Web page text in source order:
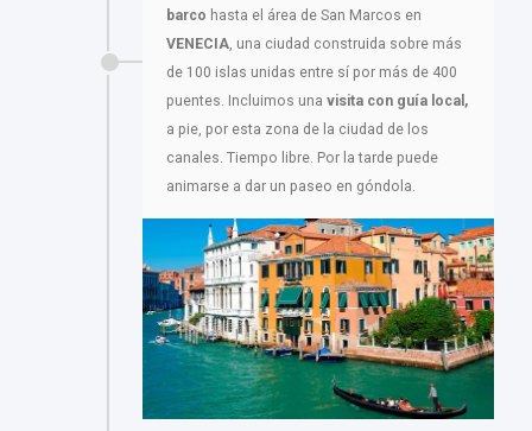
barco hasta el área de San Marcos en
VENECIA, una ciudad construida sobre más
de 100 islas unidas entre sí por más de 400
puentes. Incluimos una visita con guía local,
a pie, por esta zona de la ciudad de los
canales. Tiempo libre. Por la tarde puede
animarse a dar un paseo en góndola.